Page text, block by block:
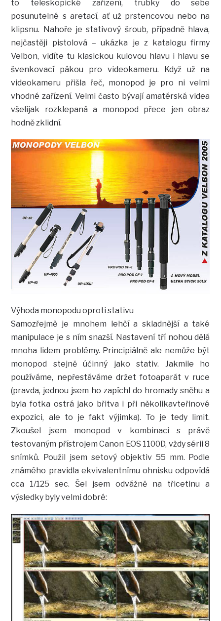
to teleskopické zařízení, trubky do sebe
posunutelné s aretací, ať už prstencovou nebo na
klipsnu. Nahoře je stativový šroub, případně hlava,
nejčastěji pistolová – ukázka je z katalogu firmy
Velbon, vidíte tu klasickou kulovou hlavu i hlavu se
švenkovací pákou pro videokameru. Když už na
videokameru přišla řeč, monopod je pro ni velmi
vhodné zařízení. Velmi často bývají amatérská videa
všelijak rozklepaná a monopod přece jen obraz
hodně zklidní.
Výhoda monopodu oproti stativu
Samozřejmě je mnohem lehčí a skladnější a také
manipulace je s ním snazší. Nastavení tří nohou dělá
mnoha lidem problémy. Principiálně ale nemůže být
monopod stejně účinný jako stativ. Jakmile ho
používáme, nepřestáváme držet fotoaparát v ruce
(pravda, jednou jsem ho zapíchl do hromady sněhu a
byla fotka ostrá jako břitva i při několikavteřinové
expozici, ale to je fakt výjimka). To je tedy limit.
Zkoušel jsem monopod v kombinaci s právě
testovaným přístrojem Canon EOS 1100D, vždy sérii 8
snímků. Použil jsem setový objektiv 55 mm. Podle
známého pravidla ekvivalentnímu ohnisku odpovídá
cca 1/125 sec. Šel jsem odvážně na třicetinu a
výsledky byly velmi dobré: